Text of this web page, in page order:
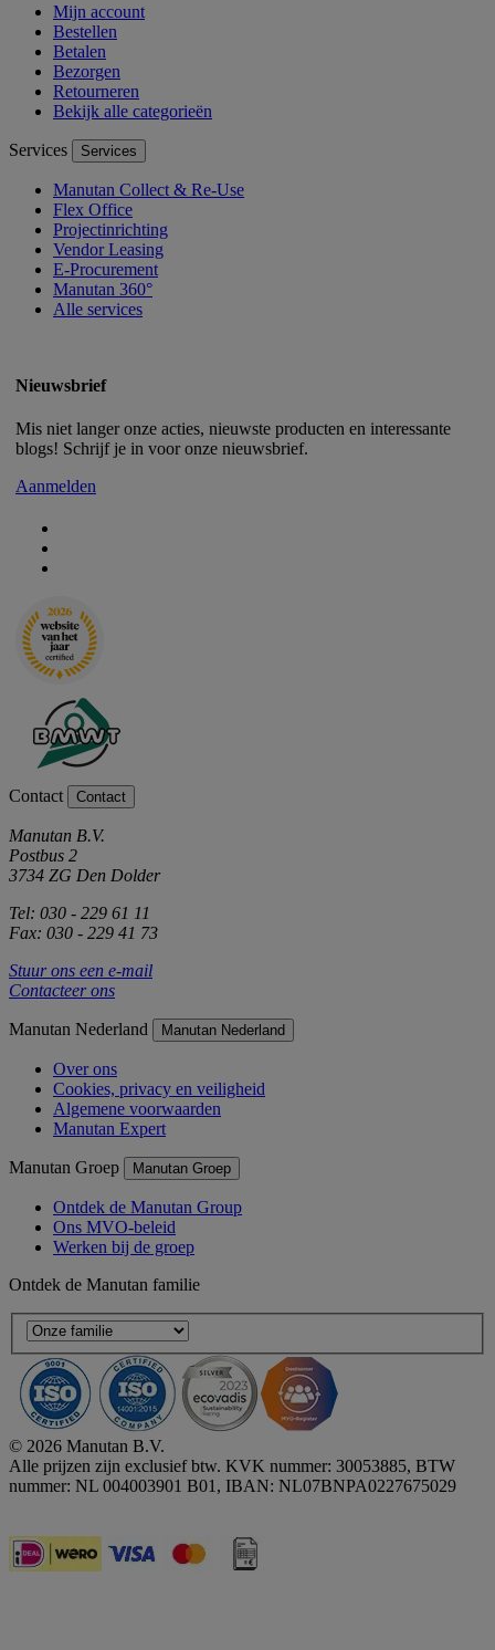
Mijn account
Bestellen
Betalen
Bezorgen
Retourneren
Bekijk alle categorieën
Services Services
Manutan Collect & Re-Use
Flex Office
Projectinrichting
Vendor Leasing
E-Procurement
Manutan 360°
Alle services
Nieuwsbrief
Mis niet langer onze acties, nieuwste producten en interessante
blogs! Schrijf je in voor onze nieuwsbrief.
Aanmelden
Contact Contact
Manutan B.V.
Postbus 2
3734 ZG Den Dolder
Tel: 030 - 229 61 11
Fax: 030 - 229 41 73
Stuur ons een e-mail
Contacteer ons
Manutan Nederland Manutan Nederland
Over ons
Cookies, privacy en veiligheid
Algemene voorwaarden
Manutan Expert
Manutan Groep Manutan Groep
Ontdek de Manutan Group
Ons MVO-beleid
Werken bij de groep
Ontdek de Manutan familie
© 2026 Manutan B.V.
Alle prijzen zijn exclusief btw. KVK nummer: 30053885, BTW
nummer: NL 004003901 B01, IBAN: NL07BNPA0227675029